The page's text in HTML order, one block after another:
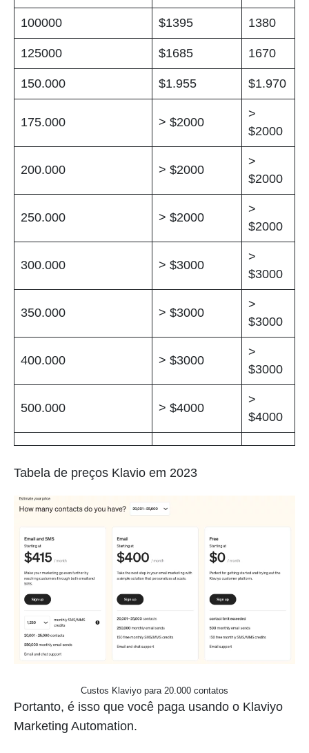
100000 $1395 1380
125000 $1685 1670
150.000 $1.955 $1.970
175.000 > $2000
>
$2000
200.000 > $2000
>
$2000
250.000 > $2000
>
$2000
300.000 > $3000
>
$3000
350.000 > $3000
>
$3000
400.000 > $3000
>
$3000
500.000 > $4000
>
$4000
Tabela de preços Klavio em 2023
Custos Klaviyo para 20.000 contatos
Portanto, é isso que você paga usando o Klaviyo
Marketing Automation.